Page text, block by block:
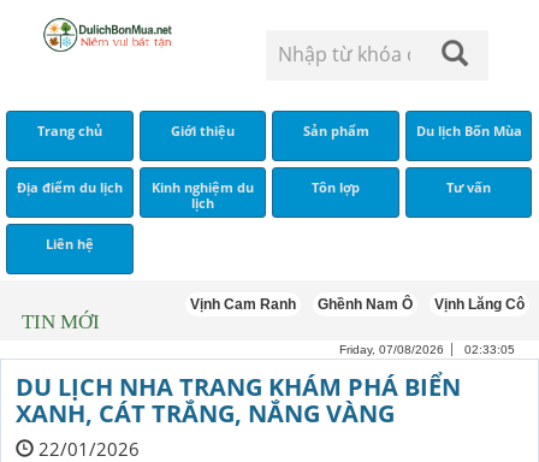
Trang chủ Giới thiệu Sản phẩm Du lịch Bốn Mùa
Địa điểm du lịch
Kinh nghiệm du
lịch
Tôn lợp Tư vấn
Liên hệ
TIN MỚI
Vịnh Cam Ranh Ghềnh Nam Ô Vịnh Lăng Cô Du
Friday, 07/08/2026 02:33:06
DU LỊCH NHA TRANG KHÁM PHÁ BIỂN
XANH, CÁT TRẮNG, NẮNG VÀNG
22/01/2026